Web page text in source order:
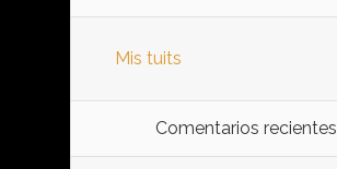
Mis tuits
Comentarios recientes